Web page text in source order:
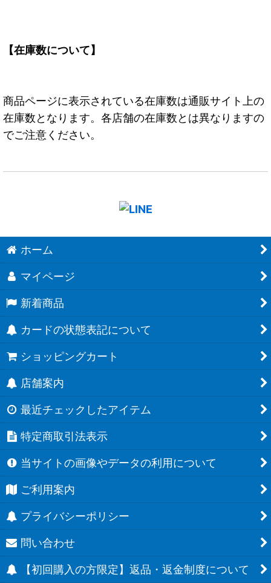
【在庫数について】
商品ページに表示されている在庫数は通販サイト上の
在庫数となります。各店舗の在庫数とは異なりますの
でご注意ください。
ホーム
マイページ
新着商品
カードの状態表記について
ショッピングカート
店舗案内
最近チェックしたアイテム
特定商取引法表示
当サイトの画像やデータの利用について
ご利用案内
プライバシーポリシー
問い合わせ
【初回購入の方限定】返品・返金制度について